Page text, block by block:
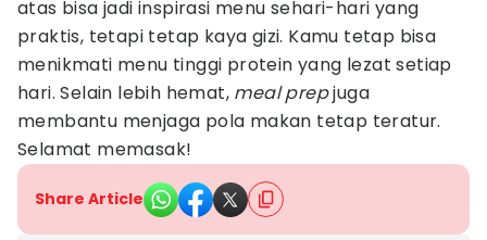
atas bisa jadi inspirasi menu sehari-hari yang
praktis, tetapi tetap kaya gizi. Kamu tetap bisa
menikmati menu tinggi protein yang lezat setiap
hari. Selain lebih hemat, meal prepjuga
membantu menjaga pola makan tetap teratur.
Selamat memasak!
Share Article